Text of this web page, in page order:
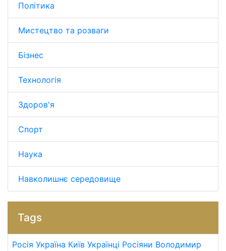
Політика
Мистецтво та розваги
Бізнес
Технологія
Здоров'я
Спорт
Наука
Навколишнє середовище
Tags
Росія Україна Київ Українці Росіяни Володимир